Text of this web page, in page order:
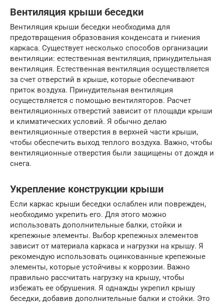
Вентиляция крыши беседки
Вентиляция крыши беседки необходима для
предотвращения образования конденсата и гниения
каркаса. Существует несколько способов организации
вентиляции: естественная вентиляция, принудительная
вентиляция. Естественная вентиляция осуществляется
за счет отверстий в крыше, которые обеспечивают
приток воздуха. Принудительная вентиляция
осуществляется с помощью вентиляторов. Расчет
вентиляционных отверстий зависит от площади крыши
и климатических условий. Я обычно делаю
вентиляционные отверстия в верхней части крыши,
чтобы обеспечить выход теплого воздуха. Важно, чтобы
вентиляционные отверстия были защищены от дождя и
снега.
Укрепление конструкции крыши
Если каркас крыши беседки ослаблен или поврежден,
необходимо укрепить его. Для этого можно
использовать дополнительные балки, стойки и
крепежные элементы. Выбор крепежных элементов
зависит от материала каркаса и нагрузки на крышу. Я
рекомендую использовать оцинкованные крепежные
элементы, которые устойчивы к коррозии. Важно
правильно рассчитать нагрузку на крышу, чтобы
избежать ее обрушения. Я однажды укрепил крышу
беседки, добавив дополнительные балки и стойки. Это